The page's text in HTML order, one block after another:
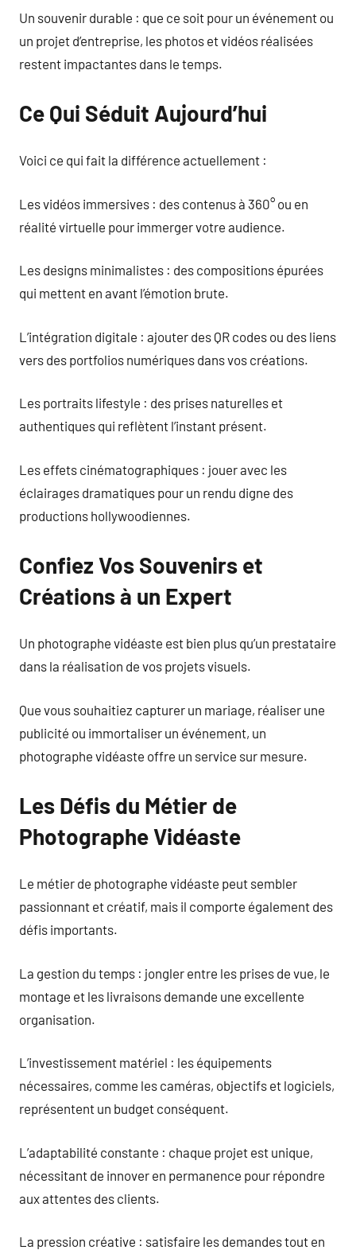
Un souvenir durable : que ce soit pour un événement ou
un projet d’entreprise, les photos et vidéos réalisées
restent impactantes dans le temps.
Ce Qui Séduit Aujourd’hui
Voici ce qui fait la différence actuellement :
Les vidéos immersives : des contenus à 360° ou en
réalité virtuelle pour immerger votre audience.
Les designs minimalistes : des compositions épurées
qui mettent en avant l’émotion brute.
L’intégration digitale : ajouter des QR codes ou des liens
vers des portfolios numériques dans vos créations.
Les portraits lifestyle : des prises naturelles et
authentiques qui reflètent l’instant présent.
Les effets cinématographiques : jouer avec les
éclairages dramatiques pour un rendu digne des
productions hollywoodiennes.
Confiez Vos Souvenirs et
Créations à un Expert
Un photographe vidéaste est bien plus qu’un prestataire
dans la réalisation de vos projets visuels.
Que vous souhaitiez capturer un mariage, réaliser une
publicité ou immortaliser un événement, un
photographe vidéaste offre un service sur mesure.
Les Défis du Métier de
Photographe Vidéaste
Le métier de photographe vidéaste peut sembler
passionnant et créatif, mais il comporte également des
défis importants.
La gestion du temps : jongler entre les prises de vue, le
montage et les livraisons demande une excellente
organisation.
L’investissement matériel : les équipements
nécessaires, comme les caméras, objectifs et logiciels,
représentent un budget conséquent.
L’adaptabilité constante : chaque projet est unique,
nécessitant de innover en permanence pour répondre
aux attentes des clients.
La pression créative : satisfaire les demandes tout en